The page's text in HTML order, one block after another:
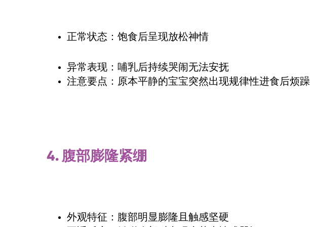
正常状态：饱食后呈现放松神情
异常表现：哺乳后持续哭闹无法安抚
注意要点：原本平静的宝宝突然出现规律性进食后烦躁
4. 腹部膨隆紧绷
外观特征：腹部明显膨隆且触感坚硬